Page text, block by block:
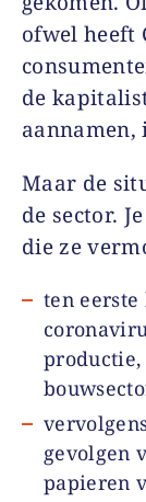
ofwel heeft
de
aannamen,
Maar de
de sector.
die ze
ten eerste
gevolgen
papieren